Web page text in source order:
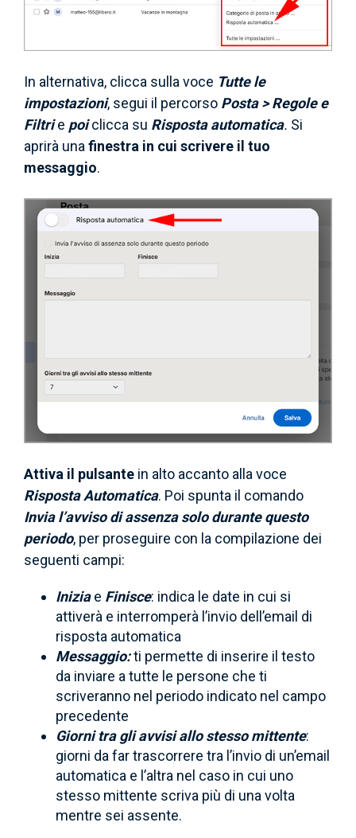
In alternativa, clicca sulla voce Tutte le
impostazioni, segui il percorso Posta > Regole e
Filtrie poiclicca su Risposta automatica. Si
aprirà una finestra in cui scrivere il tuo
messaggio.
Attiva il pulsante in alto accanto alla voce
Risposta Automatica. Poi spunta il comando
Invia l’avviso di assenza solo durante questo
periodo, per proseguire con la compilazione dei
seguenti campi:
Iniziae Finisce: indica le date in cui si
attiverà e interromperà l’invio dell’email di
risposta automatica
Messaggio:ti permette di inserire il testo
da inviare a tutte le persone che ti
scriveranno nel periodo indicato nel campo
precedente
Giorni tra gli avvisi allo stesso mittente:
giorni da far trascorrere tra l’invio di un’email
automatica e l’altra nel caso in cui uno
stesso mittente scriva più di una volta
mentre sei assente.